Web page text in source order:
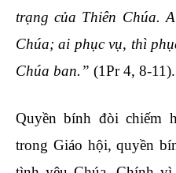
trạng của Thiên Chúa.
Chúa; ai phục vụ, thì
Chúa ban.” (1Pr 4, 8-11).
Quyền bính đòi chiếm
trong Giáo hội, quyền